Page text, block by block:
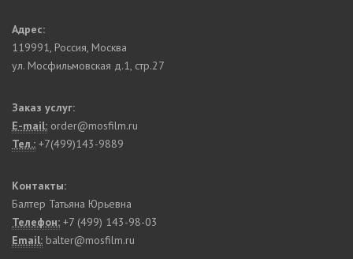
Адрес:
119991, Россия, Москва
ул. Мосфильмовская д.1, стр.27
Заказ услуг:
E-mail: order@mosfilm.ru
Тел.: +7(499)143-9889
Контакты:
Балтер Татьяна Юрьевна
Телефон: +7 (499) 143-98-03
Email: balter@mosfilm.ru